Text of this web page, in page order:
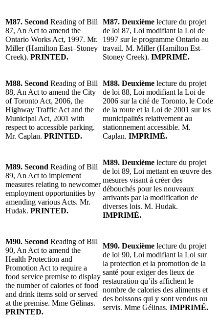
M87. Second Reading of Bill
87, An Act to amend the
Ontario Works Act, 1997. Mr.
Miller (Hamilton East–Stoney
Creek). PRINTED.
M87. Deuxième lecture du projet
de loi 87, Loi modifiant la Loi de
1997 sur le programme Ontario au
travail. M. Miller (Hamilton Est–
Stoney Creek). IMPRIMÉ.
M88. Second Reading of Bill
88, An Act to amend the City
of Toronto Act, 2006, the
Highway Traffic Act and the
Municipal Act, 2001 with
respect to accessible parking.
Mr. Caplan. PRINTED.
M88. Deuxième lecture du projet
de loi 88, Loi modifiant la Loi de
2006 sur la cité de Toronto, le Code
de la route et la Loi de 2001 sur les
municipalités relativement au
stationnement accessible. M.
Caplan. IMPRIMÉ.
M89. Second Reading of Bill
89, An Act to implement
measures relating to newcomer
employment opportunities by
amending various Acts. Mr.
Hudak. PRINTED.
M89. Deuxième lecture du projet
de loi 89, Loi mettant en œuvre des
mesures visant à créer des
débouchés pour les nouveaux
arrivants par la modification de
diverses lois. M. Hudak.
IMPRIMÉ.
M90. Second Reading of Bill
90, An Act to amend the
Health Protection and
Promotion Act to require a
food service premise to display
the number of calories of food
and drink items sold or served
at the premise. Mme Gélinas.
PRINTED.
M90. Deuxième lecture du projet
de loi 90, Loi modifiant la Loi sur
la protection et la promotion de la
santé pour exiger des lieux de
restauration qu’ils affichent le
nombre de calories des aliments et
des boissons qui y sont vendus ou
servis. Mme Gélinas. IMPRIMÉ.